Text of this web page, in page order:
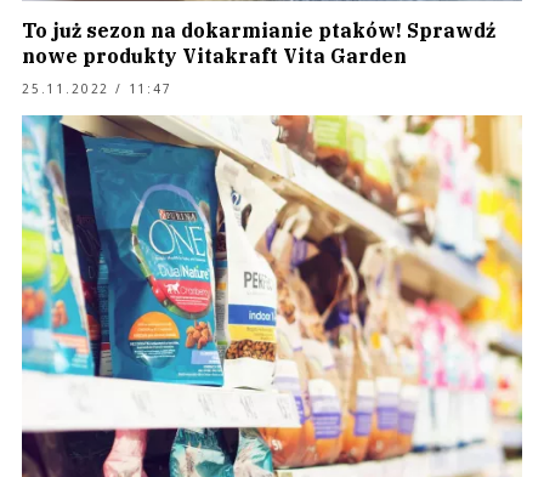
To już sezon na dokarmianie ptaków! Sprawdź
nowe produkty Vitakraft Vita Garden
25.11.2022 / 11:47